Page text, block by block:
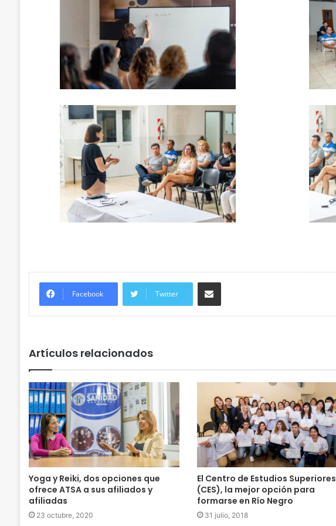
Facebook Twitter
Compartir
Artículos relacionados
Yoga y Reiki, dos opciones que
ofrece ATSA a sus afiliados y
afiliadas
23 octubre, 2020
El Centro de Estudios Superiores
(CES), la mejor opción para
formarse en Río Negro
31 julio, 2018